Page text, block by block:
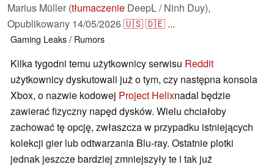
Marius Müller (tłumaczenie DeepL / Ninh Duy),
Opublikowany 14/05/2026🇺🇸🇩🇪 ...
Gaming Leaks / Rumors
Kilka tygodni temu użytkownicy serwisu Reddit
użytkownicy dyskutowali już o tym, czy następna konsola
Xbox, o nazwie kodowej Project Helixnadal będzie
zawierać fizyczny napęd dysków. Wielu chciałoby
zachować tę opcję, zwłaszcza w przypadku istniejących
kolekcji gier lub odtwarzania Blu-ray. Ostatnie plotki
jednak jeszcze bardziej zmniejszyły te i tak już